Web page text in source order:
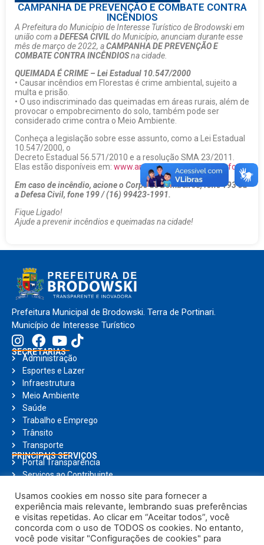
CAMPANHA DE PREVENÇÃO E COMBATE CONTRA
INCÊNDIOS
A Prefeitura do Município de Interesse Turístico de Brodowski em
união com aDEFESA CIVILdo Município, anunciam durante esse
mês de março de 2022, aCAMPANHA DE PREVENÇÃO E
COMBATE CONTRA INCÊNDIOSna cidade.
QUEIMADA É CRIME – Lei Estadual 10.547/2000
• Causar incêndios em Florestas é crime ambiental, sujeito a
multa e prisão.
• O uso indiscriminado das queimadas em áreas rurais, além de
provocar o empobrecimento do solo, também pode ser
considerado crime contra o Meio Ambiente.
Conheça a legislação sobre esse assunto, como a Lei Estadual
10.547/2000, o
Decreto Estadual 56.571/2010 e a resolução SMA 23/2011.
Elas estão disponíveis em: www.ambiente.sp.gov.br/cortafogo
Em caso de incêndio, acione o Corpo de Bombeiros, fone 193 ou
a Defesa Civil, fone 199 / (16) 99423-1991.
Fique Ligado!
Ajude a prevenir incêndios e queimadas na cidade!
Prefeitura Municipal de Brodowski. Terra de Portinari.
Município de Interesse Turístico
SECRETARIAS
Administração
Esportes e Lazer
Infraestrutura
Meio Ambiente
Saúde
Trabalho e Emprego
Trânsito
Transporte
PRINCIPAIS SERVIÇOS
Portal Transparência
Serviços ao Contribuinte
Ouvidoria
Holerite Online
Compras Online
Notícias
Usamos cookies em nosso site para fornecer a
experiência mais relevante, lembrando suas preferências
e visitas repetidas. Ao clicar em “Aceitar todos”, você
concorda com o uso de TODOS os cookies. No entanto,
você pode visitar "Configurações de cookies" para